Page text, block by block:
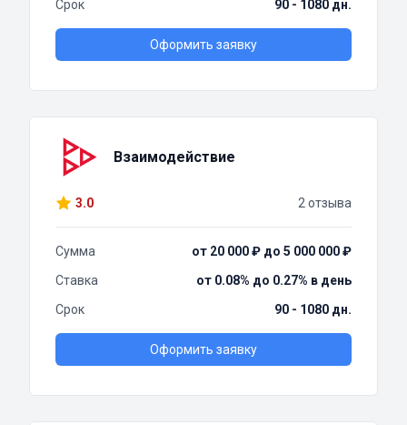
Срок
90 - 1080 дн.
Оформить заявку
Взаимодействие
3.0 2 отзыва
Сумма
от 20 000 ₽ до 5 000 000 ₽
Ставка
от 0.08% до 0.27% в день
Срок
90 - 1080 дн.
Оформить заявку